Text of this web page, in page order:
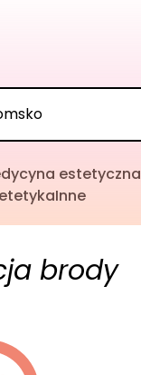
estetyczna
Inne
brody